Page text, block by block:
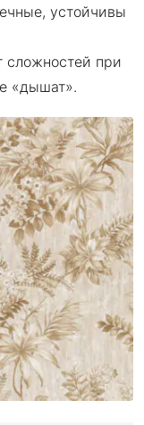
устойчивы
сложностей при
«дышат».